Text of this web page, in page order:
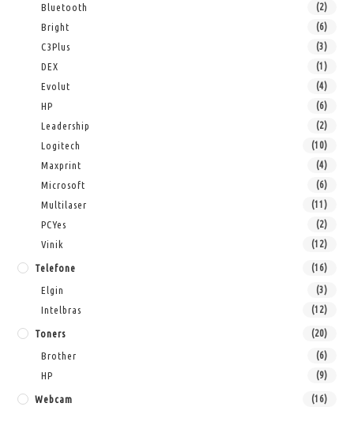
Bluetooth (2)
Bright (6)
C3Plus (3)
DEX (1)
Evolut (4)
HP (6)
Leadership (2)
Logitech (10)
Maxprint (4)
Microsoft (6)
Multilaser (11)
PCYes (2)
Vinik (12)
Telefone (16)
Elgin (3)
Intelbras (12)
Toners (20)
Brother (6)
HP (9)
Webcam (16)